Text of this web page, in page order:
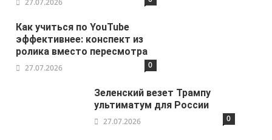
27.07.2026
Как учиться по YouTube
эффективнее: конспект из
ролика вместо пересмотра
27.07.2026 0
Зеленский везет Трампу
ультиматум для России
27.07.2026 0